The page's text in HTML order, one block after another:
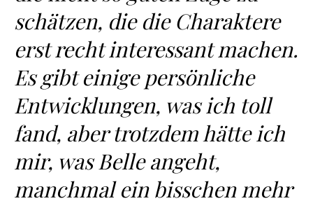
schätzen, die die Charaktere
erst recht interessant machen.
Es gibt einige persönliche
Entwicklungen, was ich toll
fand, aber trotzdem hätte ich
mir, was Belle angeht,
manchmal ein bisschen mehr